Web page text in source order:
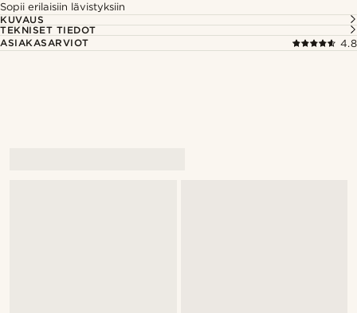
Sopii erilaisiin lävistyksiin
KUVAUS
TEKNISET TIEDOT
ASIAKASARVIOT
4.8